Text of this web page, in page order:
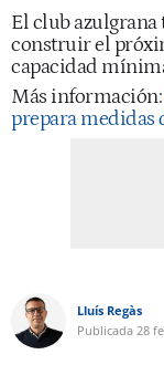
El club azulgrana
construir el
capacidad
Más información:
prepara medidas
Lluís Regàs
Publicada 28